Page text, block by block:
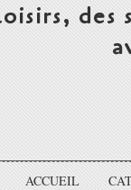
ACCUEIL